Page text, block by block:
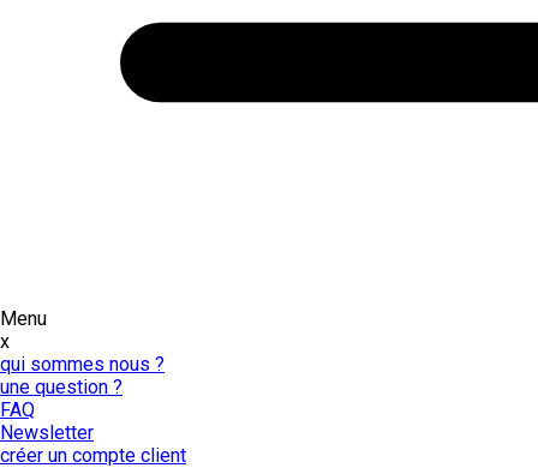
Menu
x
qui sommes nous ?
une question ?
FAQ
Newsletter
créer un compte client